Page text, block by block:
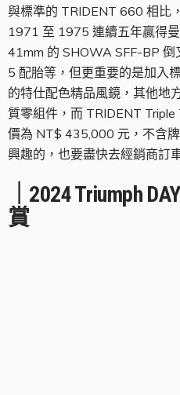
與標準的 TRIDENT 660 相比
1971 至 1975 連續五年贏得
41mm 的 SHOWA SFF-BP
5 配胎等，但更重要的是加入
的特仕配色精品風鏡，其他地
質零組件，而 TRIDENT
價為 NT$ 435,000 元，不含
興趣的，也要盡快去經銷商訂
｜2024 Triumph
賞